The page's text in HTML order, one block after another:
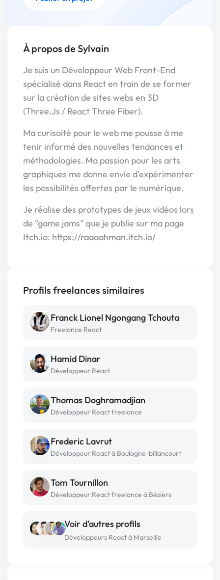
À propos de Sylvain
Je suis un Développeur Web Front-End
spécialisé dans React en train de se former
sur la création de sites webs en 3D
(Three.Js / React Three Fiber).
Ma curisoité pour le web me pousse à me
tenir informé des nouvelles tendances et
méthodologies. Ma passion pour les arts
graphiques me donne envie d'expérimenter
les possibilités offertes par le numérique.
Je réalise des prototypes de jeux vidéos lors
de "game jams" que je publie sur ma page
Itch.io: https://raaaahman.itch.io/
Profils freelances similaires
Franck Lionel Ngongang Tchouta
Freelance React
Hamid Dinar
Développeur React
Thomas Doghramadjian
Développeur React freelance
Frederic Lavrut
Développeur React à Boulogne-billancourt
Tom Tournillon
Développeur React freelance à Béziers
Voir d’autres profils
Développeurs React à Marseille